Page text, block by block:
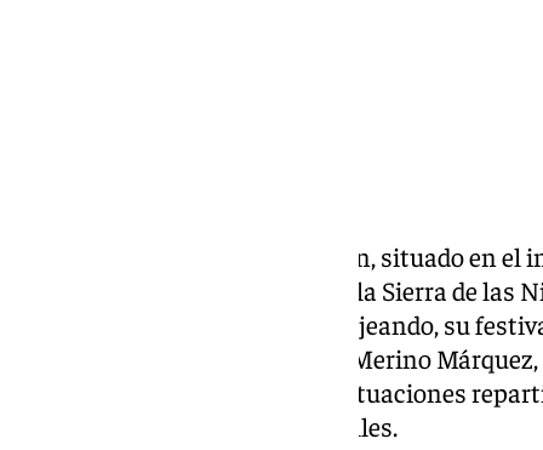
El municipio malagueño de Ojén, situado en el
puertas del Parque Nacional de la Sierra de las
de junio una nueva edición de Ojeando, su
presentada por el alcalde Juan Merino
casco urbano del pueblo, con actuaciones
distribuidos por sus plazas y calles.